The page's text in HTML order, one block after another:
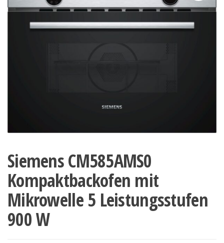
Siemens CM585AMS0
Kompaktbackofen mit
Mikrowelle 5 Leistungsstufen
900 W